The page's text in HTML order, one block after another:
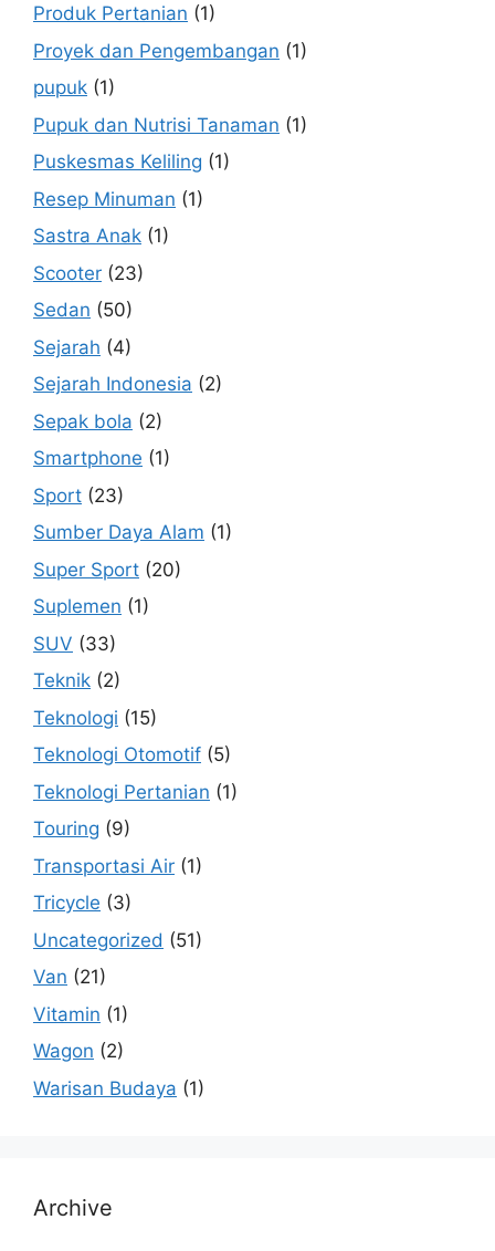
Produk Pertanian (1)
Proyek dan Pengembangan (1)
pupuk (1)
Pupuk dan Nutrisi Tanaman (1)
Puskesmas Keliling (1)
Resep Minuman (1)
Sastra Anak (1)
Scooter (23)
Sedan (50)
Sejarah (4)
Sejarah Indonesia (2)
Sepak bola (2)
Smartphone (1)
Sport (23)
Sumber Daya Alam (1)
Super Sport (20)
Suplemen (1)
SUV (33)
Teknik (2)
Teknologi (15)
Teknologi Otomotif (5)
Teknologi Pertanian (1)
Touring (9)
Transportasi Air (1)
Tricycle (3)
Uncategorized (51)
Van (21)
Vitamin (1)
Wagon (2)
Warisan Budaya (1)
Archive